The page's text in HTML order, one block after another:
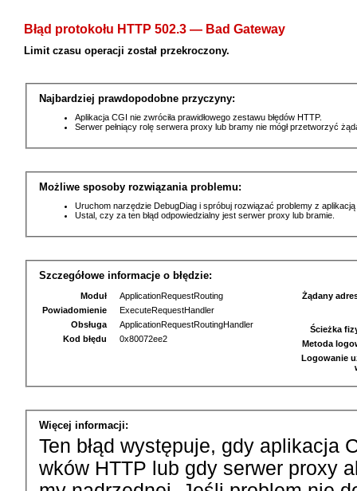
Błąd protokołu HTTP 502.3 — Bad Gateway
Limit czasu operacji został przekroczony.
Najbardziej prawdopodobne przyczyny:
Aplikacja CGI nie zwróciła prawidłowego zestawu błędów HTTP.
Serwer pełniący rolę serwera proxy lub bramy nie mógł przetworzyć
Możliwe sposoby rozwiązania problemu:
Uruchom narzędzie DebugDiag i spróbuj rozwiązać problemy z
Ustal, czy za ten błąd odpowiedzialny jest serwer proxy lub bramie.
Szczegółowe informacje o błędzie:
Moduł
ApplicationRequestRouting
Powiadomienie
ExecuteRequestHandler
Obsługa
ApplicationRequestRoutingHandler
Kod błędu
0x80072ee2
Żądany
Ścieżka
Metoda
Logowanie
Więcej informacji:
Ten błąd występuje, gdy aplikacja
wków HTTP lub gdy serwer proxy